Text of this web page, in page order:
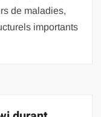
de maladies,
importants